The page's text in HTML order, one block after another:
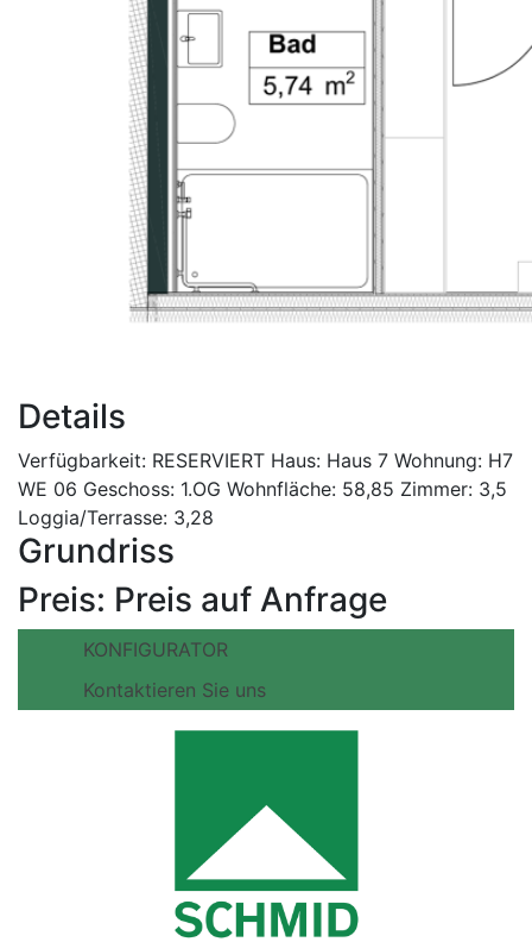
Details
Verfügbarkeit: RESERVIERT Haus: Haus 7 Wohnung: H7
WE 06 Geschoss: 1.OG Wohnfläche: 58,85 Zimmer: 3,5
Loggia/Terrasse: 3,28
Grundriss
Preis: Preis auf Anfrage
KONFIGURATOR
Kontaktieren Sie uns